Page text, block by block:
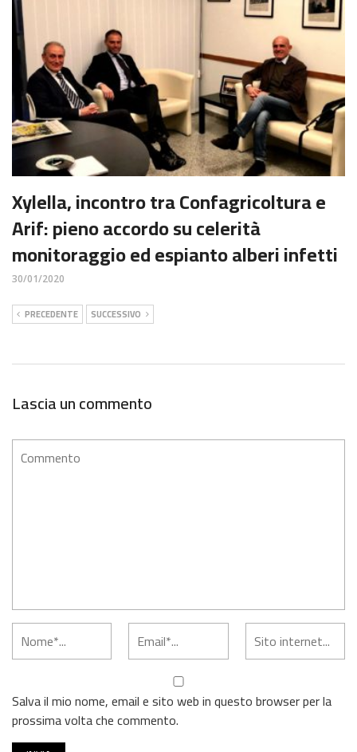
Xylella, incontro tra Confagricoltura e
Arif: pieno accordo su celerità
monitoraggio ed espianto alberi infetti
30/01/2020
PRECEDENTE SUCCESSIVO
Lascia un commento
Salva il mio nome, email e sito web in questo browser per la
prossima volta che commento.